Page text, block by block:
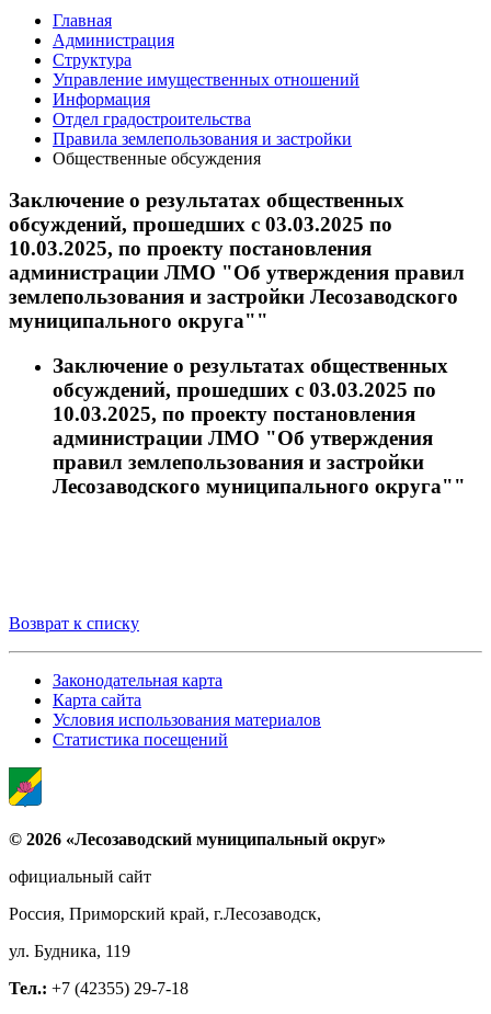
Главная
Администрация
Структура
Управление имущественных отношений
Информация
Отдел градостроительства
Правила землепользования и застройки
Общественные обсуждения
Заключение о результатах общественных
обсуждений, прошедших с 03.03.2025 по
10.03.2025, по проекту постановления
администрации ЛМО "Об утверждения правил
землепользования и застройки Лесозаводского
муниципального округа""
Заключение о результатах общественных
обсуждений, прошедших с 03.03.2025 по
10.03.2025, по проекту постановления
администрации ЛМО "Об утверждения
правил землепользования и застройки
Лесозаводского муниципального округа""
Возврат к списку
Законодательная карта
Карта сайта
Условия использования материалов
Статистика посещений
© 2026 «Лесозаводский муниципальный округ»
официальный сайт
Россия, Приморский край, г.Лесозаводск,
ул. Будника, 119
Тел.: +7 (42355) 29-7-18